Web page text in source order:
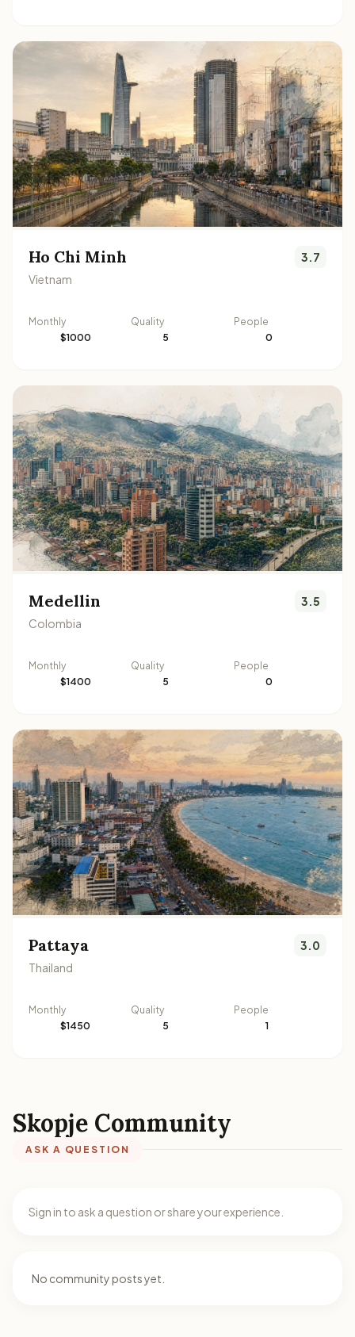
Ho Chi Minh
Vietnam
3.7
Monthly
$1000
Quality
5
People
0
Medellin
Colombia
3.5
Monthly
$1400
Quality
5
People
0
Pattaya
Thailand
3.0
Monthly
$1450
Quality
5
People
1
Skopje Community
ASK A QUESTION
Sign in to ask a question or share your experience.
No community posts yet.